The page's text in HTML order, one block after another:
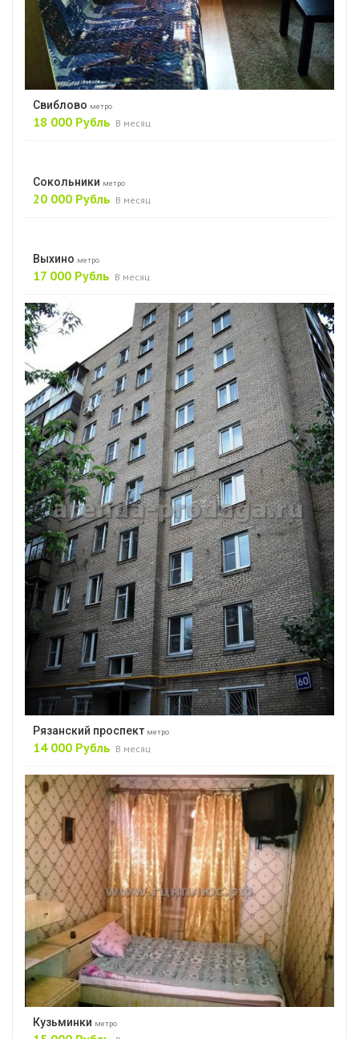
Свиблово метро
18 000 Рубль В месяц
Сокольники метро
20 000 Рубль В месяц
Выхино метро
17 000 Рубль В месяц
Рязанский проспект метро
14 000 Рубль В месяц
Кузьминки метро